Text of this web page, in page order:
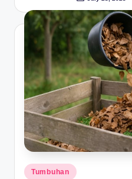
Posted
Tumbuhan